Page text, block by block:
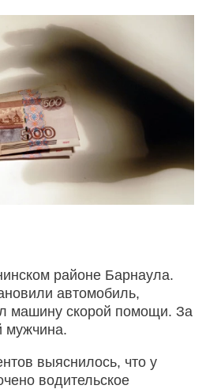
районе Барнаула.
автомобиль,
машину скорой помощи. За
мужчина.
выяснилось, что у
водительское